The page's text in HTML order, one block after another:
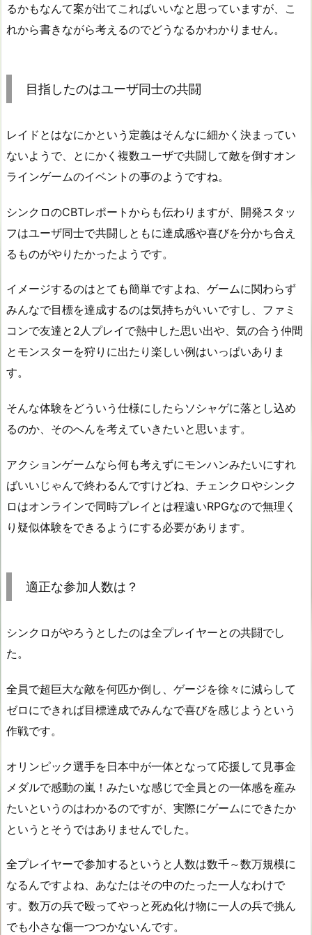
るかもなんて案が出てこればいいなと思っていますが、こ
れから書きながら考えるのでどうなるかわかりません。
目指したのはユーザ同士の共闘
レイドとはなにかという定義はそんなに細かく決まってい
ないようで、とにかく複数ユーザで共闘して敵を倒すオン
ラインゲームのイベントの事のようですね。
シンクロのCBTレポートからも伝わりますが、開発スタッ
フはユーザ同士で共闘しともに達成感や喜びを分かち合え
るものがやりたかったようです。
イメージするのはとても簡単ですよね、ゲームに関わらず
みんなで目標を達成するのは気持ちがいいですし、ファミ
コンで友達と2人プレイで熱中した思い出や、気の合う仲間
とモンスターを狩りに出たり楽しい例はいっぱいありま
す。
そんな体験をどういう仕様にしたらソシャゲに落とし込め
るのか、そのへんを考えていきたいと思います。
アクションゲームなら何も考えずにモンハンみたいにすれ
ばいいじゃんで終わるんですけどね、チェンクロやシンク
ロはオンラインで同時プレイとは程遠いRPGなので無理く
り疑似体験をできるようにする必要があります。
適正な参加人数は？
シンクロがやろうとしたのは全プレイヤーとの共闘でし
た。
全員で超巨大な敵を何匹か倒し、ゲージを徐々に減らして
ゼロにできれば目標達成でみんなで喜びを感じようという
作戦です。
オリンピック選手を日本中が一体となって応援して見事金
メダルで感動の嵐！みたいな感じで全員との一体感を産み
たいというのはわかるのですが、実際にゲームにできたか
というとそうではありませんでした。
全プレイヤーで参加するというと人数は数千～数万規模に
なるんですよね、あなたはその中のたった一人なわけで
す。数万の兵で殴ってやっと死ぬ化け物に一人の兵で挑ん
でも小さな傷一つつかないんです。